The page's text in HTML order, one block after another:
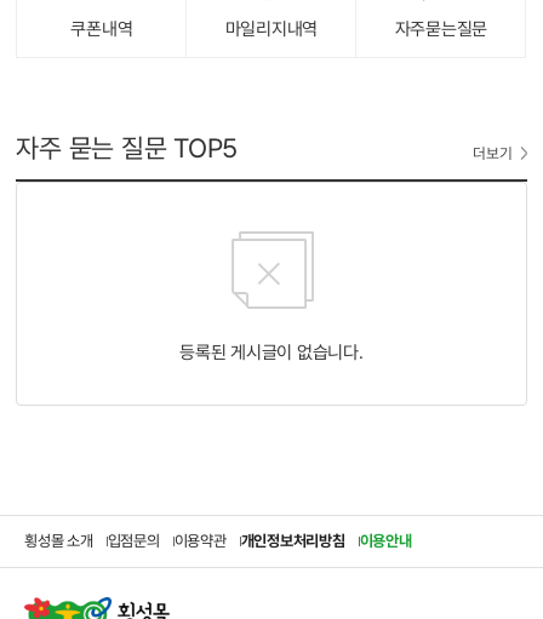
쿠폰내역 마일리지내역 자주묻는질문
자주 묻는 질문 TOP5 더보기
등록된 게시글이 없습니다.
횡성몰 소개 입점문의 이용약관 개인정보처리방침 이용안내